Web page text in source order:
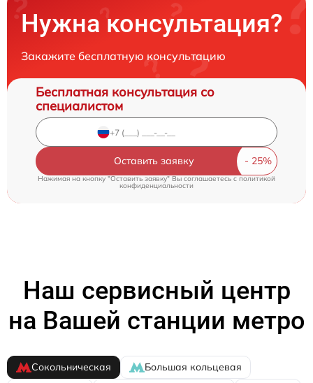
Нужна консультация?
Закажите бесплатную консультацию
Бесплатная консультация со
специалистом
Оставить заявку
Нажимая на кнопку "Оставить заявку" Вы соглашаетесь cполитикой
конфиденциальности
Наш сервисный центр
на Вашей станции метро
Сокольническая
Большая кольцевая